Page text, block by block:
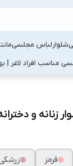
شلوارلباس مجلسی
مناسب افراد لاغر |
زنانه و
قرمز